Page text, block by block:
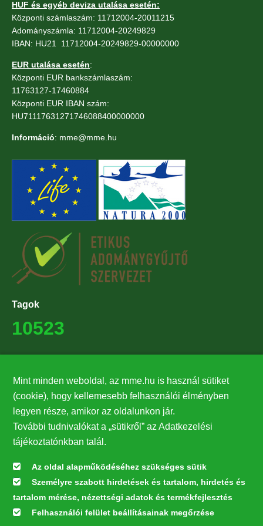
HUF és egyéb deviza utalása esetén:
Központi számlaszám: 11712004-20011215
Adományszámla: 11712004-20249829
IBAN: HU21 11712004-20249829-00000000
EUR utalása esetén:
Központi EUR bankszámlaszám:
11763127-17460884
Központi EUR IBAN szám:
HU71117631271746088400000000
Információ: mme@mme.hu
Tagok
10523
27224
Hírlevél feliratkozás
Értesüljön elsőként legfrissebb híreinkről, eseményeinkről!
Feliratkozás
Mint minden weboldal, az mme.hu is használ sütiket
(cookie), hogy kellemesebb felhasználói élményben
legyen része, amikor az oldalunkon jár.
További tudnivalókat a „sütikről” az Adatkezelési
tájékoztatónkban talál.
Az oldal alapműködéséhez szükséges sütik
Személyre szabott hirdetések és tartalom, hirdetés és
tartalom mérése, nézettségi adatok és termékfejlesztés
Felhasználói felület beállításainak megőrzése